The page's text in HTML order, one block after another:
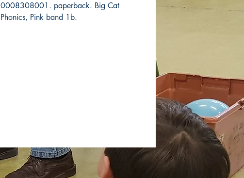
0008308001. paperback. Big Cat
Phonics, Pink band 1b.